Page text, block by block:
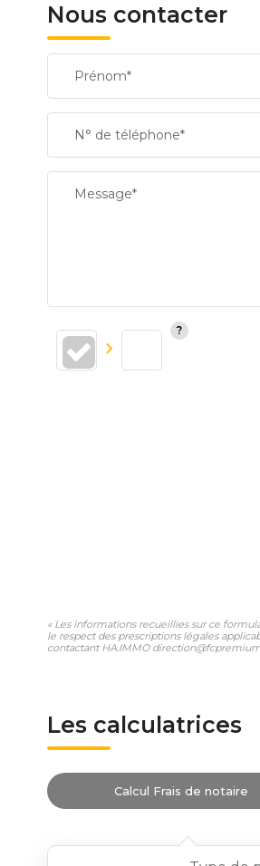
Nous contacter
Prénom*
N° de téléphone*
Message*
« Les informations recueillies sur ce
le respect des prescriptions légales
contactant HA.IMMO
Les calculatrices
Calcul Frais de notaire